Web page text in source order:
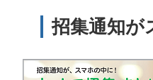
招集通知が